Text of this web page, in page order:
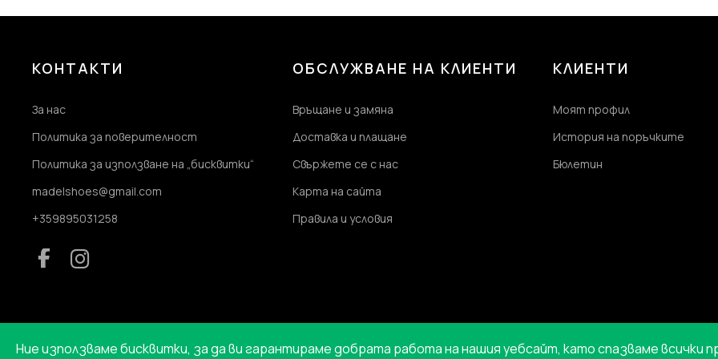
Ние използваме бисквитки, за да ви гарантираме добрата работа на нашия уебсайт, като спазваме всички
КОНТАКТИ
За нас
Политика за поверителност
Политика за използване на „бисквитки“
madelshoes@gmail.com
+359895031258
ОБСЛУЖВАНЕ НА КЛИЕНТИ
Връщане и замяна
Доставка и плащане
Свържете се с нас
Карта на сайта
Правила и условия
КЛИЕНТИ
Моят профил
История на поръчките
Бюлетин